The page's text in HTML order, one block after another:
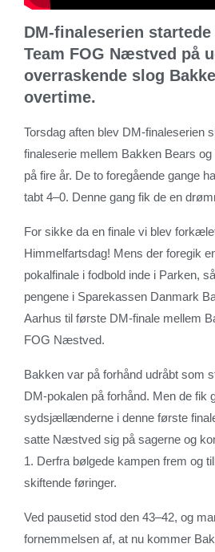
DM-finaleserien
Team FOG Næstved på
overraskende slog
overtime.
Torsdag aften blev DM-finaleserien
finaleserie mellem Bakken Bears
på fire år. De to foregående gange
tabt 4–0. Denne gang fik de en
For sikke da en finale vi blev
Himmelfartsdag! Mens der foregik
pokalfinale i fodbold inde i Parken,
pengene i Sparekassen Danmark
Aarhus til første DM-finale mellem
FOG Næstved.
Bakken var på forhånd udråbt som
DM-pokalen på forhånd. Men de fik
sydsjællænderne i denne første
satte Næstved sig på sagerne og
1. Derfra bølgede kampen frem og
skiftende føringer.
Ved pausetid stod den 43–42, og
fornemmelsen af, at nu kommer